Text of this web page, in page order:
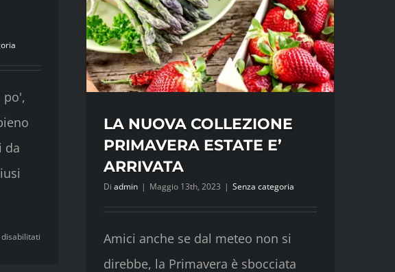
po',
da
LA NUOVA COLLEZIONE
PRIMAVERA ESTATE E’
ARRIVATA
Di admin | Maggio 13th, 2023 | Senza categoria
Amici anche se dal meteo non si
direbbe, la Primavera è sbocciata